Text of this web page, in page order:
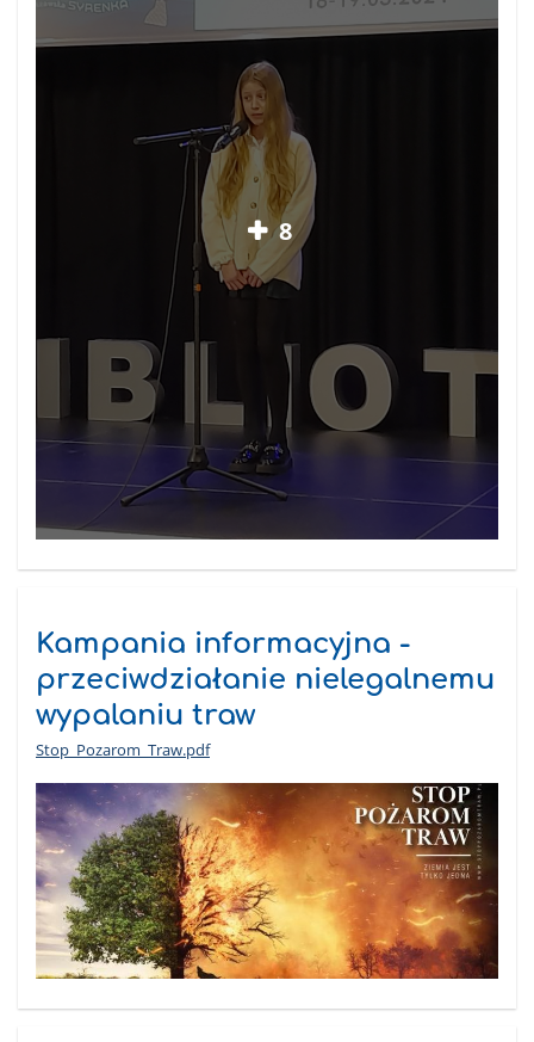
8
Kampania informacyjna -
przeciwdziałanie nielegalnemu
wypalaniu traw
Stop_Pozarom_Traw.pdf